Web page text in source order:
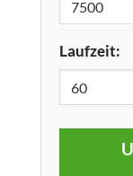
Laufzeit: